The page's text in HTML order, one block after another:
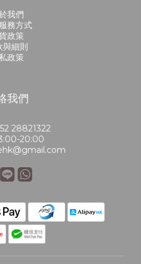
我們
務方式
政策
與細則
政策
我們
28821322
20:00